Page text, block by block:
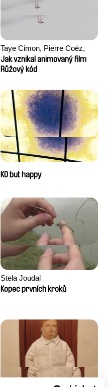
Taye Cimon, Pierre Coëz,
Julie Groux, Sandra Leydier,
Manuarii Morel, Romain
Jak vznikal animovaný film
Růžový kód
KO but happy
Stela Joudal
Kopec prvních kroků